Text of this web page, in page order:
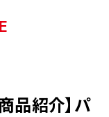
品紹介】パ